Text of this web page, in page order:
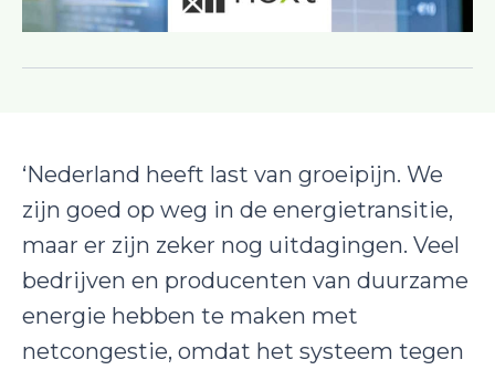
‘Nederland heeft last van groeipijn. We
zijn goed op weg in de energietransitie,
maar er zijn zeker nog uitdagingen. Veel
bedrijven en producenten van duurzame
energie hebben te maken met
netcongestie, omdat het systeem tegen